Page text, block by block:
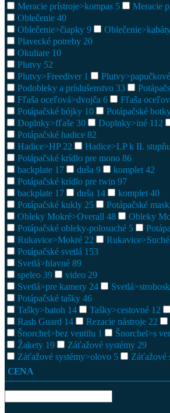
Meracie prístroje>kompas 5 Meracie
Oblečenie 40
Oblečenie>čiapky 9
Plavecké potreby 20
Okuliare 10
Plutvy 52
Plutvy>Freediver 1 Plutvy>papučkové
Podobleky a príslušenstvo 33
Fľaša oceľová>dvojča 6 Fľaša
Potápačské bójky 10 Potápačské
Doplnky>fľaše 30 Doplnky>iné 112
Potápačské hadice 82
Hadice>HP 22 Hadice>LP k II. stupňu
Potápačské krídlo pre mono 86
backplate 17 duša 9 komplet 42
Potápačské krídlo pre twin 97
backplate 17 duša 14 komplet 40
Potápačské kukly 25 Potápačské
Obleky Mokré>Overall 48 Obleky
Potápačské obleky-polosuché 5
Rukavice>Mokré 22 Rukavice>Suché
Potápačské svetlá 153
Svetlá>hlavné 89
speleo 39 video 29
Svetlá>pre kamery 24
Potápačské tašky 46
Tašky>batoh 14 Tašky>cestovné 12
Rash Guard 14 Rezacie nástroje 22
Šnorchel>bez ventilu 1 Šnorchel>s
Žakety 19 Záťažové systémy 29
Záťažové systémy>olovo 5 Záťažové
CENA